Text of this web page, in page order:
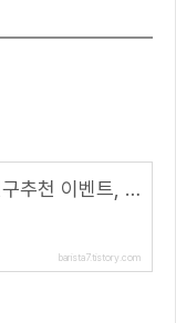
코빗 웰컴리워드 및 친구추천 이벤트, 리워드 5000원!( 추천 코드 : B1DD4A )
barista7.tistory.com